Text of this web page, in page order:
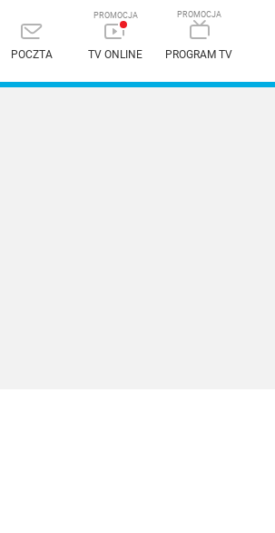
POCZTA TV ONLINE PROGRAM TV